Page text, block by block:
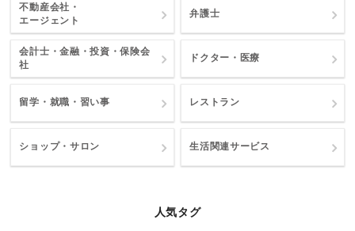
不動産会社・
エージェント
弁護士
会計士・金融・投資・保険会
社
ドクター・医療
留学・就職・習い事 レストラン
ショップ・サロン 生活関連サービス
人気タグ